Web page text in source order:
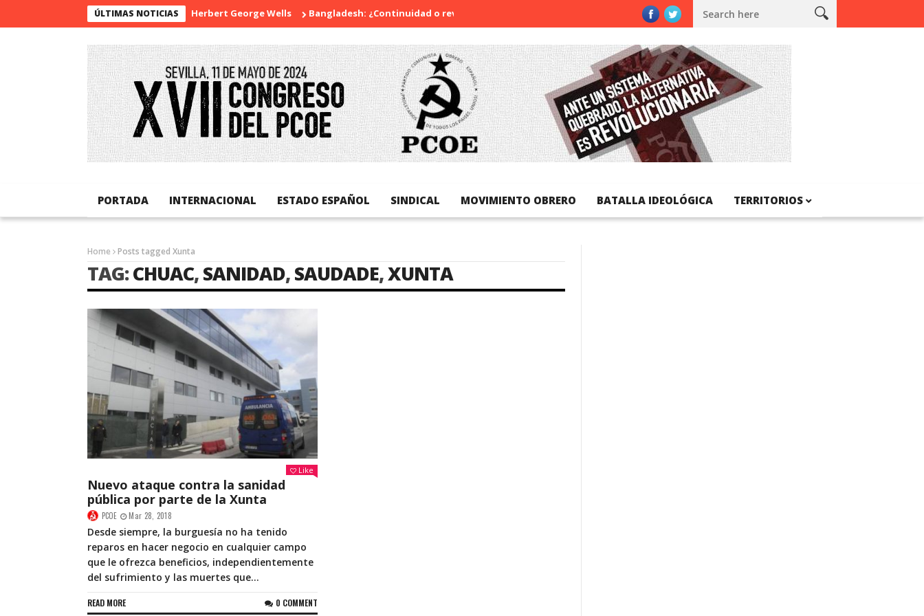
ÚLTIMAS NOTICIAS
La sorpresa de Herbert George Wells Bangladesh: ¿Continuidad o revolución?
PORTADA INTERNACIONAL ESTADO ESPAÑOL SINDICAL MOVIMIENTO OBRERO BATALLA IDEOLÓGICA TERRITORIOS
Home Posts tagged Xunta
TAG:CHUAC,SANIDAD,SAUDADE,XUNTA
Like
Nuevo ataque contra la sanidad
pública por parte de la Xunta
PCOE Mar 28, 2018
Desde siempre, la burguesía no ha tenido
reparos en hacer negocio en cualquier campo
que le ofrezca beneficios, independientemente
del sufrimiento y las muertes que...
READ MORE 0 COMMENT